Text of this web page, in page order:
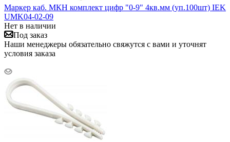
Маркер каб. МКН комплект цифр "0-9" 4кв.мм (уп.100шт) IEK
UMK04-02-09
Нет в наличии
Под заказ
Наши менеджеры обязательно свяжутся с вами и уточнят
условия заказа